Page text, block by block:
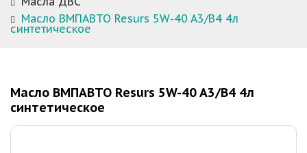
Масло ВМПАВТО Resurs 5W-40 A3/B4 4л
синтетическое
Масло ВМПАВТО Resurs 5W-40 A3/B4 4л
синтетическое